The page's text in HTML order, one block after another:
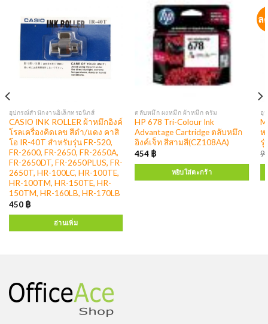
อุปกรณ์สำนักงานอิเล็กทรอนิกส์
CASIO INK ROLLER ผ้าหมึกอิงค์
โรลเครื่องคิดเลข สีดำ/แดง คาสิ
โอ IR-40T สำหรับรุ่น FR-520,
FR-2600, FR-2650, FR-2650A,
FR-2650DT, FR-2650PLUS, FR-
2650T, HR-100LC, HR-100TE,
HR-100TM, HR-150TE, HR-
150TM, HR-160LB, HR-170LB
450 ฿
อ่านเพิ่ม
ตลับหมึก ผงหมึก ผ้าหมึก ดรัม
HP 678 Tri-Colour Ink
Advantage Cartridge ตลับหมึก
อิงค์เจ็ท สีสามสี(CZ108AA)
454 ฿
หยิบใส่ตะกร้า
ล
อุ
ห
รุ่